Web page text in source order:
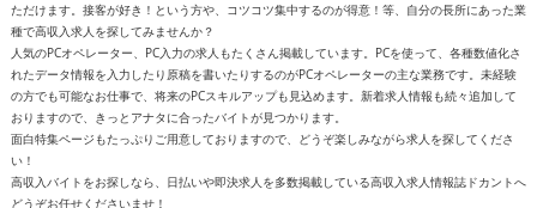
ただけます。接客が好き！という方や、コツコツ集中するのが得意！等、自分の長所にあった業
種で高収入求人を探してみませんか？
人気のPCオペレーター、PC入力の求人もたくさん掲載しています。PCを使って、各種数値化さ
れたデータ情報を入力したり原稿を書いたりするのがPCオペレーターの主な業務です。未経験
の方でも可能なお仕事で、将来のPCスキルアップも見込めます。新着求人情報も続々追加して
おりますので、きっとアナタに合ったバイトが見つかります。
面白特集ページもたっぷりご用意しておりますので、どうぞ楽しみながら求人を探してくださ
い！
高収入バイトをお探しなら、日払いや即決求人を多数掲載している高収入求人情報誌ドカントへ
どうぞお任せくださいませ！